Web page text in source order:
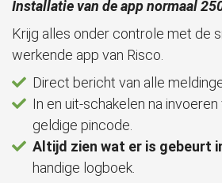
Installatie van de app normaal
Krijg alles onder controle met de
werkende app van Risco.
Direct bericht van alle
In en uit-schakelen na
geldige pincode.
Altijd zien wat er is gebeurt
handige logboek.